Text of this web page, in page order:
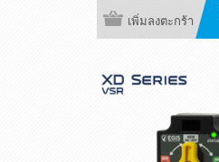
เพิ่มลงตะกร้า